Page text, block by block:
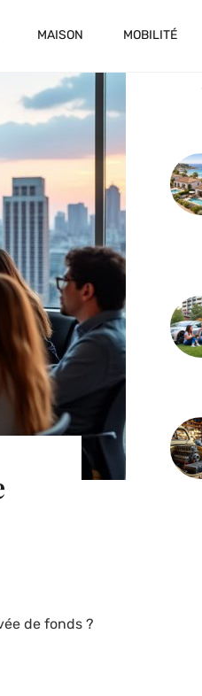
MAISON MOBILITÉ
de fonds ?